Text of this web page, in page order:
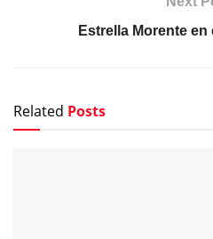
Estrella Morente
Related Posts